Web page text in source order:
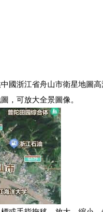
國浙江省舟山市衛星地圖
，可放大全景圖像。